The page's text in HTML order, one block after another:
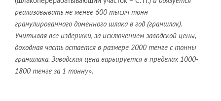
реализовывать не менее 600 тысяч тонн
гранулированного доменного шлака в год (граншлак).
Учитывая все издержки, за исключением заводской цены,
доходная часть остается в размере 2000 тенге с тонны
граншлака. Заводская цена варьируется в пределах 1000-
1800 тенге за 1 тонну».